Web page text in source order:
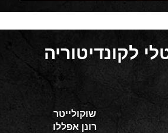
לקונדיטוריה
שוקולייטר
רונן אפללו